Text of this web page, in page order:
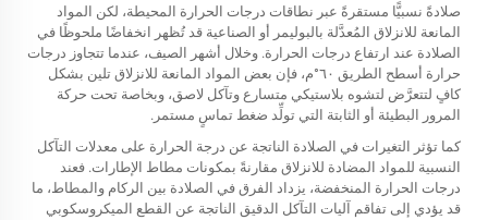
صلادةً نسبيًّا مستقرةً عبر نطاقات درجات الحرارة المحيطة، لكن المواد
المانعة للانزلاق المُعدَّلة بالبوليمر أو الصناعية قد تُظهر انخفاضًا ملحوظًا في
الصلادة عند ارتفاع درجات الحرارة. وخلال أشهر الصيف، عندما تتجاوز درجات
حرارة أسطح الطريق ٦٠°م، فإن بعض المواد المانعة للانزلاق تلين بشكل
كافٍ لتتعرَّض لتشوه بلاستيكي متسارع وتآكل لاصق، وبخاصة تحت حركة
المرور البطيئة أو الثابتة التي تولِّد ضغط تماسٍ مستمر.
كما تؤثر التغيرات في الصلادة الناتجة عن درجة الحرارة على معدلات التآكل
النسبية للمواد المضادة للانزلاق مقارنةً بمكونات مطاط الإطارات. فعند
درجات الحرارة المنخفضة، يزداد الفرق في الصلادة بين الركام والمطاط، ما
قد يؤدي إلى تفاقم آليات التآكل الدقيق الناتجة عن القطع الميكروسكوبي